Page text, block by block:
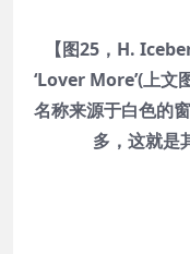
【图25，H.
‘Lover More’(上文
名称来源于白色的
多，这就是